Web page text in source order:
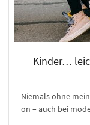
Kinder…
Niemals ohne
on – auch bei